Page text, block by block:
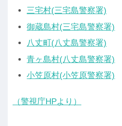
三宅村(三宅島警察署)
御蔵島村(三宅島警察署)
八丈町(八丈島警察署)
青ヶ島村(八丈島警察署)
小笠原村(小笠原警察署)
（警視庁HPより）